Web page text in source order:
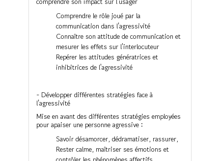
Comprendre le rôle joué par la
communication dans l'agressivité
Connaître son attitude de communication et
mesurer les effets sur l'interlocuteur
Repérer les attitudes génératrices et
inhibitrices de l'agressivité
- Développer différentes stratégies face à
l'agressivité
Mise en avant des différentes stratégies employées
pour apaiser une personne agressive :
Savoir désamorcer, dédramatiser, rassurer,
Rester calme, maîtriser ses émotions et